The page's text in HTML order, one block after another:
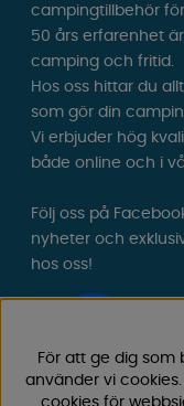
campingtillbehör
50 års erfarenhet
camping och fritid.
Hos oss hittar du
som gör din
Vi erbjuder hög
både online och i
Följ oss på
nyheter och
hos oss!
För att ge dig som
använder vi
cookies för